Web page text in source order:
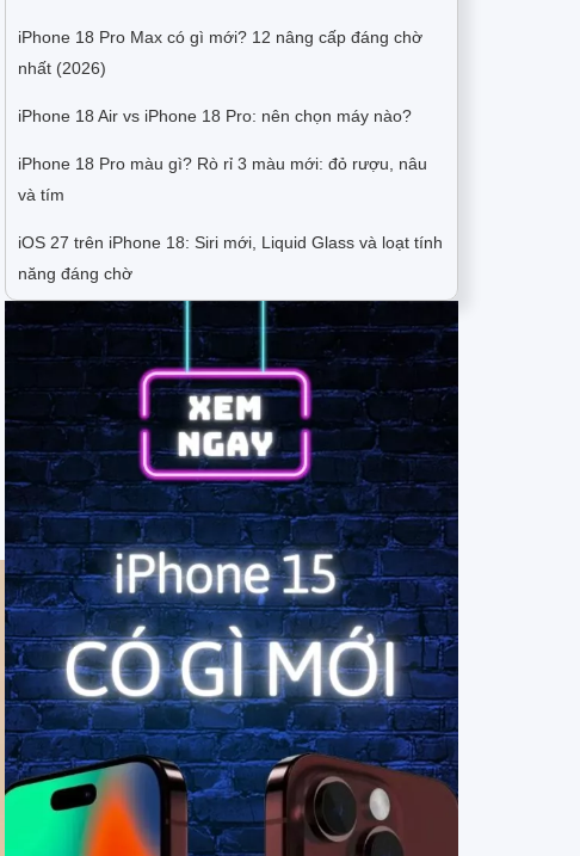
iPhone 18 Pro Max có gì mới? 12 nâng cấp đáng chờ
nhất (2026)
iPhone 18 Air vs iPhone 18 Pro: nên chọn máy nào?
iPhone 18 Pro màu gì? Rò rỉ 3 màu mới: đỏ rượu, nâu
và tím
iOS 27 trên iPhone 18: Siri mới, Liquid Glass và loạt tính
năng đáng chờ